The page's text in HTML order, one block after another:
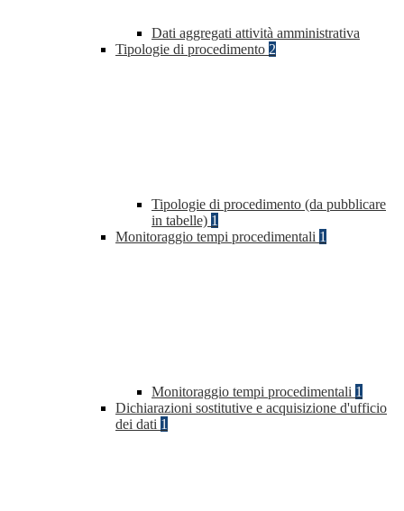
Dati aggregati attività amministrativa
Tipologie di procedimento 2
Tipologie di procedimento (da pubblicare
in tabelle) 1
Monitoraggio tempi procedimentali 1
Monitoraggio tempi procedimentali 1
Dichiarazioni sostitutive e acquisizione d'ufficio
dei dati 1